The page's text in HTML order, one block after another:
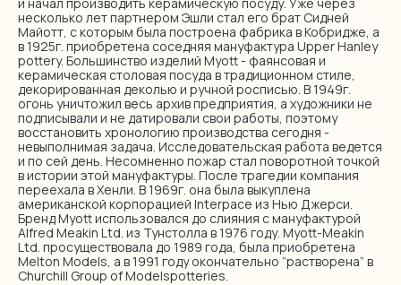
несколько лет партнером Эшли стал его брат Сидней
Майотт, с которым была построена фабрика в Кобридже, а
в 1925г. приобретена соседняя мануфактура Upper Hanley
pottery. Большинство изделий Myott - фаянсовая и
керамическая столовая посуда в традиционном стиле,
декорированная деколью и ручной росписью. В 1949г.
огонь уничтожил весь архив предприятия, а художники не
подписывали и не датировали свои работы, поэтому
восстановить хронологию производства сегодня -
невыполнимая задача. Исследовательская работа ведется
и по сей день. Несомненно пожар стал поворотной точкой
в истории этой мануфактуры. После трагедии компания
переехала в Хенли. В 1969г. она была выкуплена
американской корпорацией Interpace из Нью Джерси.
Бренд Myott использовался до слияния с мануфактурой
Alfred Meakin Ltd. из Тунстолла в 1976 году. Myott-Meakin
Ltd. просуществовала до 1989 года, была приобретена
Melton Models, а в 1991 году окончательно “растворена” в
Churchill Group of Modelspotteries.